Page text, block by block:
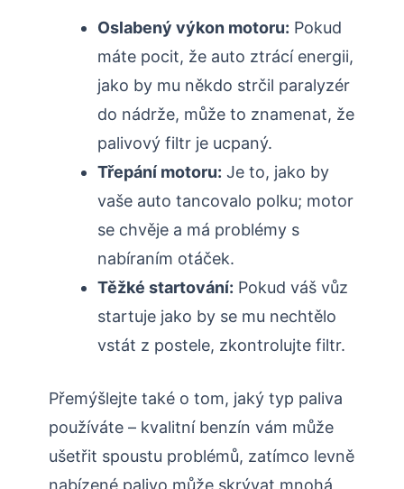
Oslabený výkon motoru: Pokud
máte pocit, že auto ztrácí energii,
jako by mu někdo strčil paralyzér
do nádrže, může to znamenat, že
palivový filtr je ucpaný.
Třepání motoru: Je to, jako by
vaše auto tancovalo polku; motor
se chvěje a má problémy s
nabíraním otáček.
Těžké startování: Pokud váš vůz
startuje jako by se mu nechtělo
vstát z postele, zkontrolujte filtr.
Přemýšlejte také o tom, jaký typ paliva
používáte – kvalitní benzín vám může
ušetřit spoustu problémů, zatímco levně
nabízené palivo může skrývat mnohá